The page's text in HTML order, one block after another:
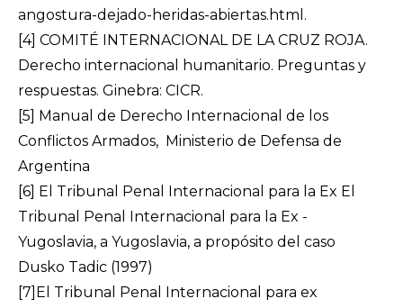
angostura-dejado-heridas-abiertas.html.
[4] COMITÉ INTERNACIONAL DE LA CRUZ ROJA.
Derecho internacional humanitario. Preguntas y
respuestas. Ginebra: CICR.
[5]
Manual de Derecho Internacional de los
Conflictos Armados, Ministerio de Defensa de
Argentina
[6]
El Tribunal Penal Internacional para la Ex El
Tribunal Penal Internacional para la Ex -
Yugoslavia, a Yugoslavia, a propósito del caso
Dusko Tadic (1997)
[7] El Tribunal Penal Internacional para ex